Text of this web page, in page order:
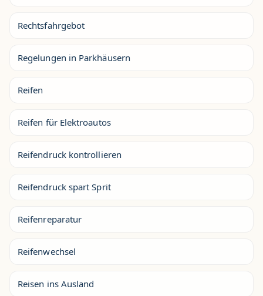
Rechtsfahrgebot
Regelungen in Parkhäusern
Reifen
Reifen für Elektroautos
Reifendruck kontrollieren
Reifendruck spart Sprit
Reifenreparatur
Reifenwechsel
Reisen ins Ausland